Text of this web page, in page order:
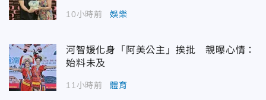
10小時前 娛樂
河智媛化身「阿美公主」挨批 親曝心情：
始料未及
11小時前 體育